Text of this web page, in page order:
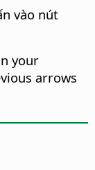
vào nút
your
arrows